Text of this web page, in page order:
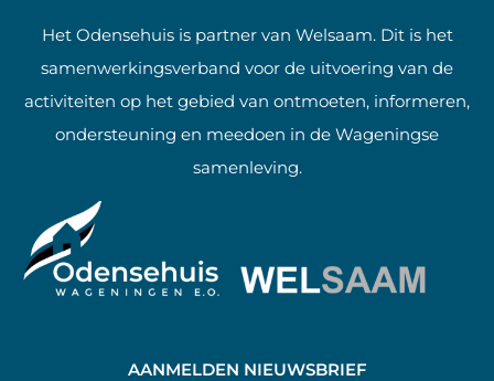
Het Odensehuis is partner van Welsaam. Dit is het
samenwerkingsverband voor de uitvoering van de
activiteiten op het gebied van ontmoeten, informeren,
ondersteuning en meedoen in de Wageningse
samenleving.
AANMELDEN NIEUWSBRIEF